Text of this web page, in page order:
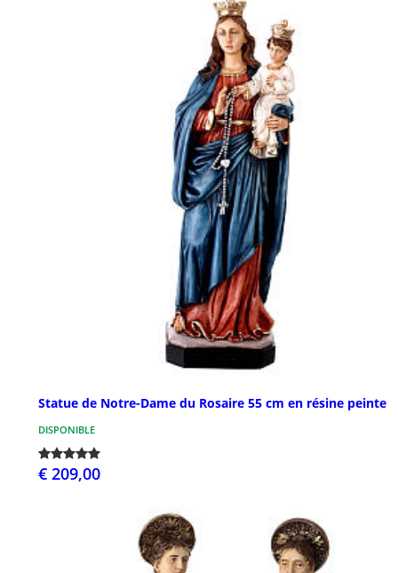
Statue de Notre-Dame du Rosaire 55 cm en résine peinte
DISPONIBLE
€ 209,00